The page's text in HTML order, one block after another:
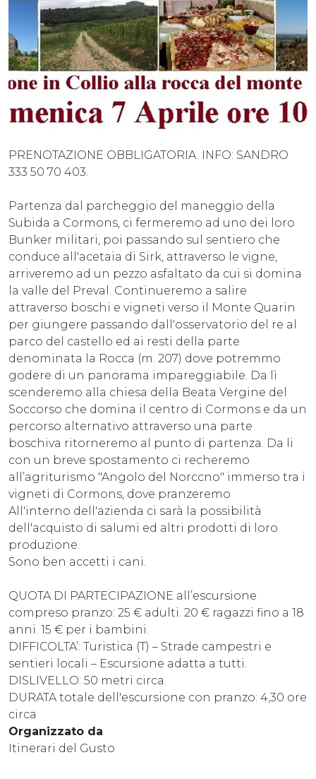
PRENOTAZIONE OBBLIGATORIA. INFO: SANDRO
333 50 70 403.
Partenza dal parcheggio del maneggio della
Subida a Cormons, ci fermeremo ad uno dei loro
Bunker militari, poi passando sul sentiero che
conduce all'acetaia di Sirk, attraverso le vigne,
arriveremo ad un pezzo asfaltato da cui si domina
la valle del Preval. Continueremo a salire
attraverso boschi e vigneti verso il Monte Quarin
per giungere passando dall'osservatorio del re al
parco del castello ed ai resti della parte
denominata la Rocca (m. 207) dove potremmo
godere di un panorama impareggiabile. Da lì
scenderemo alla chiesa della Beata Vergine del
Soccorso che domina il centro di Cormons e da un
percorso alternativo attraverso una parte
boschiva ritorneremo al punto di partenza. Da li
con un breve spostamento ci recheremo
all’agriturismo "Angolo del Norccno" immerso tra i
vigneti di Cormons, dove pranzeremo
All'interno dell'azienda ci sarà la possibilità
dell'acquisto di salumi ed altri prodotti di loro
produzione.
Sono ben accetti i cani.
QUOTA DI PARTECIPAZIONE all’escursione
compreso pranzo: 25 € adulti. 20 € ragazzi fino a 18
anni. 15 € per i bambini.
DIFFICOLTA’: Turistica (T) – Strade campestri e
sentieri locali – Escursione adatta a tutti.
DISLIVELLO: 50 metri circa.
DURATA totale dell'escursione con pranzo: 4,30 ore
circa
Organizzato da
Itinerari del Gusto